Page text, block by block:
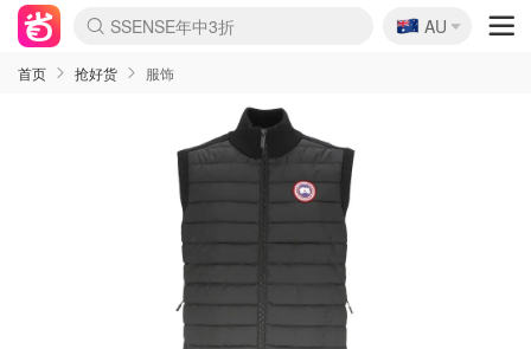
lululemon本周上新
Sasa美妆护肤3.5折
SSENSE年中3折
FreshBeauty好价汇总
Cettire降价+叠9折
Farfetch折上8折
WWS Coles超市实拍
viagogo二手票捡漏
Myer清仓1折起
The Outnet奢牌1折起
David Jones 3折起
Flannels大牌1折
Perfumes Club护肤1折
AMIRO返校季6.2折
Oweek抽奖送Airpods
Amazon折扣汇总
eToro入金$200送$50
Amazon数码好物
ICONIC本周7.5折
ThedoubleF高奢地板价
Moose Knuckles 6折
丝芙兰5折起
EUFY官网3.7折起
Selenichast首饰2折
Trip机票酒店促销
YSL送5件彩妆礼
Amazon家居好物
BIGBANG巡演开票
David Jones时尚3折
Amazon美妆护肤
雅漾大喷$8
过敏原检测盒$33
伊索独家赠50ml沐浴露
科颜氏送高保湿面霜
CW药房打折海报
SEALIFE海洋馆门票6折
丝塔芙大白罐$16
订阅Newsletter送香薰
Cult Beauty 6.8折
Harrods圣诞日历2.3折
LN-CC奢牌私促3折
d'Alba空姐喷雾$16
EVE LOM套装逆天2折
Bernardelli独家4折
Adore Beauty 6折起
CT圣诞日历
Mytheresa奢品2.7折
🇦🇺
AU
首页 抢好货 服饰